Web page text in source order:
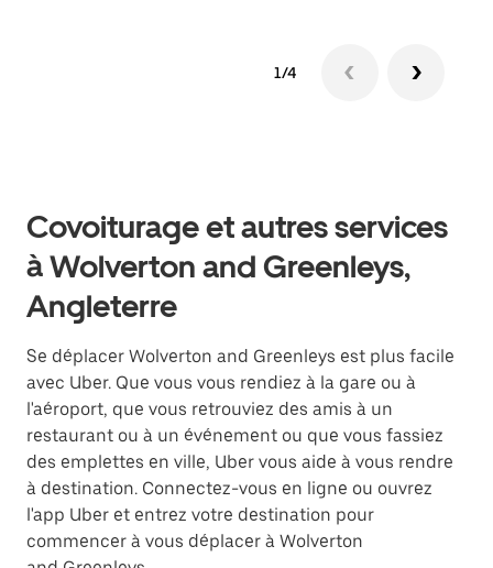
1/4
Covoiturage et autres services
à Wolverton and Greenleys,
Angleterre
Se déplacer Wolverton and Greenleys est plus facile
avec Uber. Que vous vous rendiez à la gare ou à
l'aéroport, que vous retrouviez des amis à un
restaurant ou à un événement ou que vous fassiez
des emplettes en ville, Uber vous aide à vous rendre
à destination. Connectez-vous en ligne ou ouvrez
l'app Uber et entrez votre destination pour
commencer à vous déplacer à Wolverton